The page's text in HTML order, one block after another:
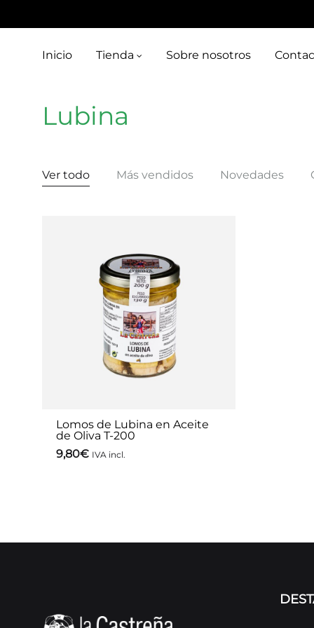
Inicio Tienda Sobre nosotros
Lubina
Ver todo Más vendidos Novedades
Lomos de Lubina en Aceite
de Oliva T-200
9,80€ IVA incl.